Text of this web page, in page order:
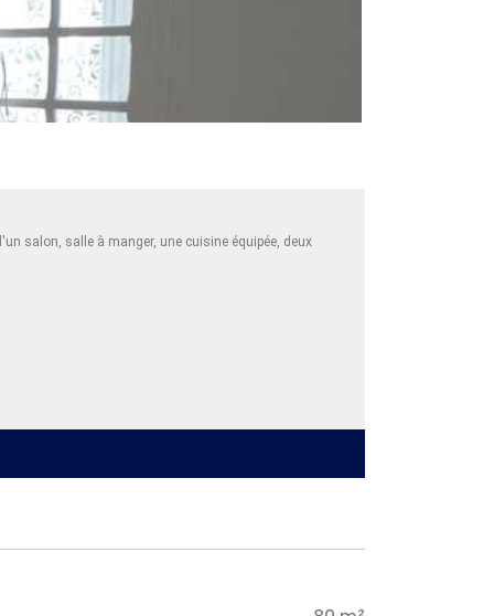
salon, salle à manger, une cuisine équipée, deux